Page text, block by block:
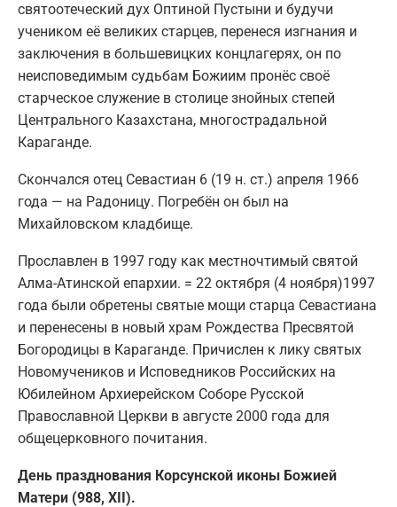
святоотеческий дух Оптиной Пустыни и будучи
учеником её великих старцев, перенеся изгнания и
заключения в большевицких концлагерях, он по
неисповедимым судьбам Божиим пронёс своё
старческое служение в столице знойных степей
Центрального Казахстана, многострадальной
Караганде.
Скончался отец Севастиан 6 (19 н. ст.) апреля 1966
года — на Радоницу. Погребён он был на
Михайловском кладбище.
Прославлен в 1997 году как местночтимый святой
Алма-Атинской епархии. = 22 октября (4 ноября)1997
года были обретены святые мощи старца Севастиана
и перенесены в новый храм Рождества Пресвятой
Богородицы в Караганде. Причислен к лику святых
Новомучеников и Исповедников Российских на
Юбилейном Архиерейском Соборе Русской
Православной Церкви в августе 2000 года для
общецерковного почитания.
День празднования Корсунской иконы Божией
Матери (988, XII).